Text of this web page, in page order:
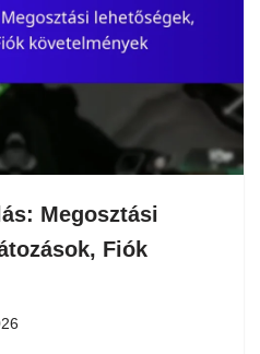
Megosztási
Fiók